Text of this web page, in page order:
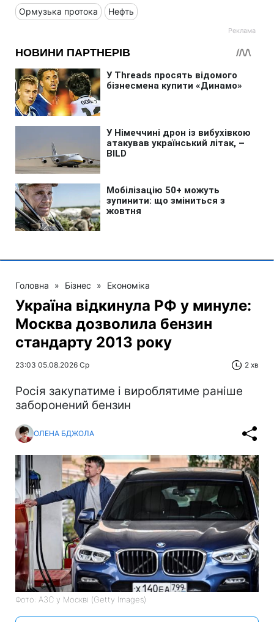
Ормузька протока Нефть
Головна » Бізнес » Економіка
Україна відкинула РФ у минуле:
Москва дозволила бензин
стандарту 2013 року
23:03 05.08.2026 Ср 2 хв
Росія закупатиме і вироблятиме раніше
заборонений бензин
ОЛЕНА БДЖОЛА
Фото: АЗС у Москві (Getty Images)